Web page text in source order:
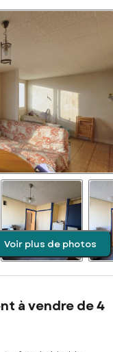
Voir plus de photos
à vendre de 4